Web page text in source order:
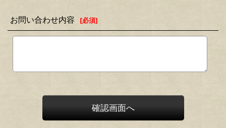
お問い合わせ内容 [必須]
確認画面へ